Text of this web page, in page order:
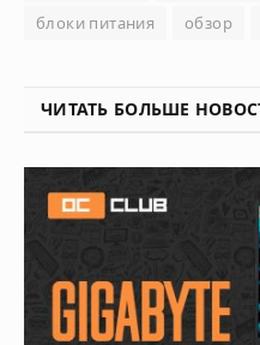
блоки питания
обзор
ЧИТАТЬ БОЛЬШЕ